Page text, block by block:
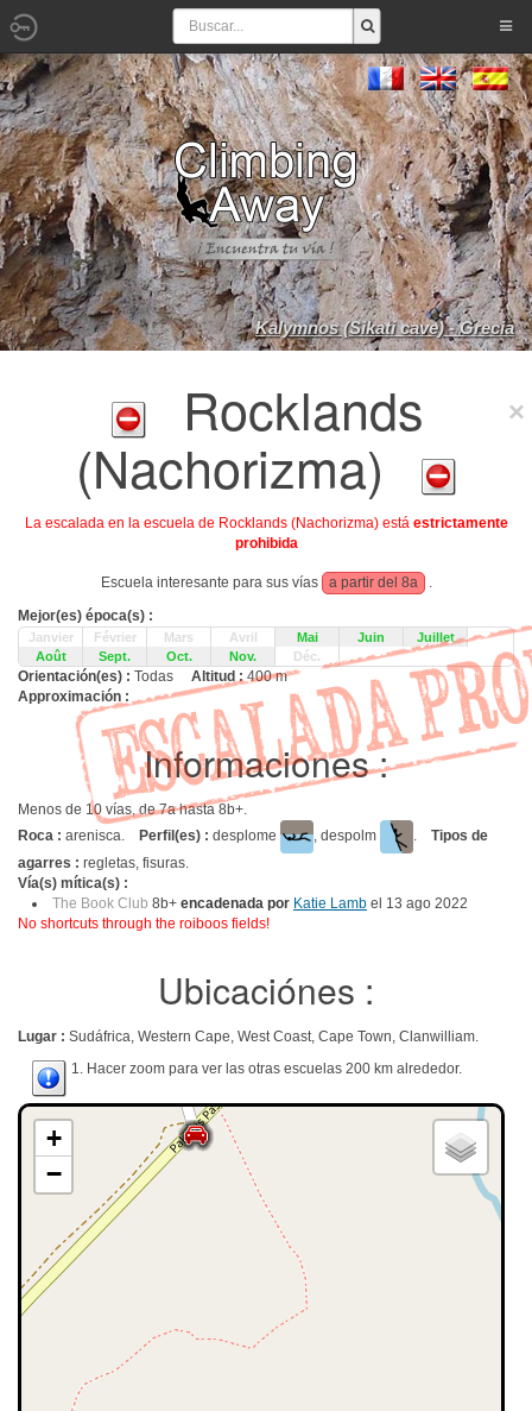
Kalymnos (Sikati cave) - Grecia
Rocklands
(Nachorizma)
La escalada en la escuela de Rocklands (Nachorizma) está estrictamente
prohibida
Escuela interesante para sus vías a partir del 8a
.
Mejor(es) época(s) :
Janvier Février Mars Avril Mai Juin
Juillet
Août
Sept. Oct. Nov. Déc.
Orientación(es) : Todas Altitud :400 m
Approximación :
Informaciones :
Menos de 10 vías, de 7a hasta 8b+.
Roca : arenisca. Perfil(es) : desplome , despolm . Tipos de
agarres : regletas, fisuras.
Vía(s) mítica(s) :
The Book Club 8b+ encadenada por Katie Lamb el 13 ago 2022
No shortcuts through the roiboos fields!
Ubicaciónes :
Lugar : Sudáfrica, Western Cape, West Coast, Cape Town, Clanwilliam.
1. Hacer zoom para ver las otras escuelas 200 km alrededor.
+
−